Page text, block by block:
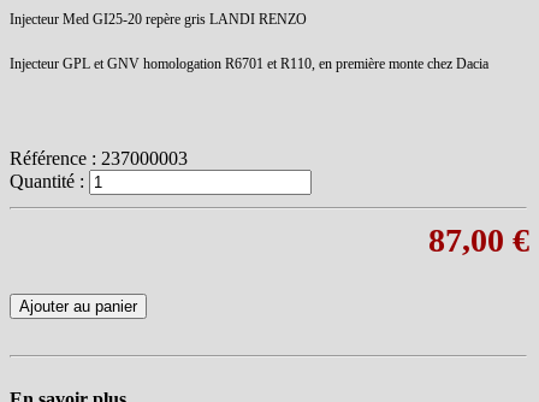
Injecteur Med GI25-20 repère gris LANDI RENZO
Injecteur GPL et GNV homologation R6701 et R110, en première monte chez Dacia
Référence : 237000003
Quantité :
87,00 €
Ajouter au panier